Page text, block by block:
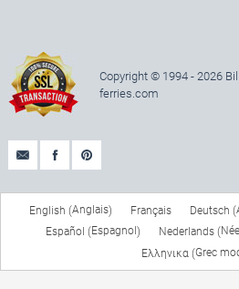
Copyright © 1994 - 2026
ferries.com
English (Anglais) Français Deutsch (
Español (Espagnol ) Nederlands (
Ελληνικα (Grec